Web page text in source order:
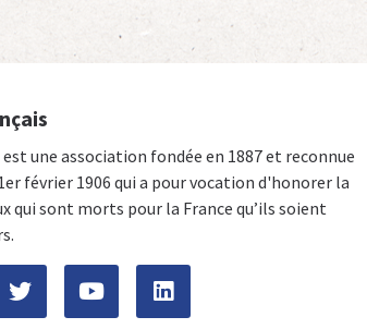
est une association fondée en 1887 et reconnue
février 1906 qui a pour vocation d'honorer la
qui sont morts pour la France qu’ils soient